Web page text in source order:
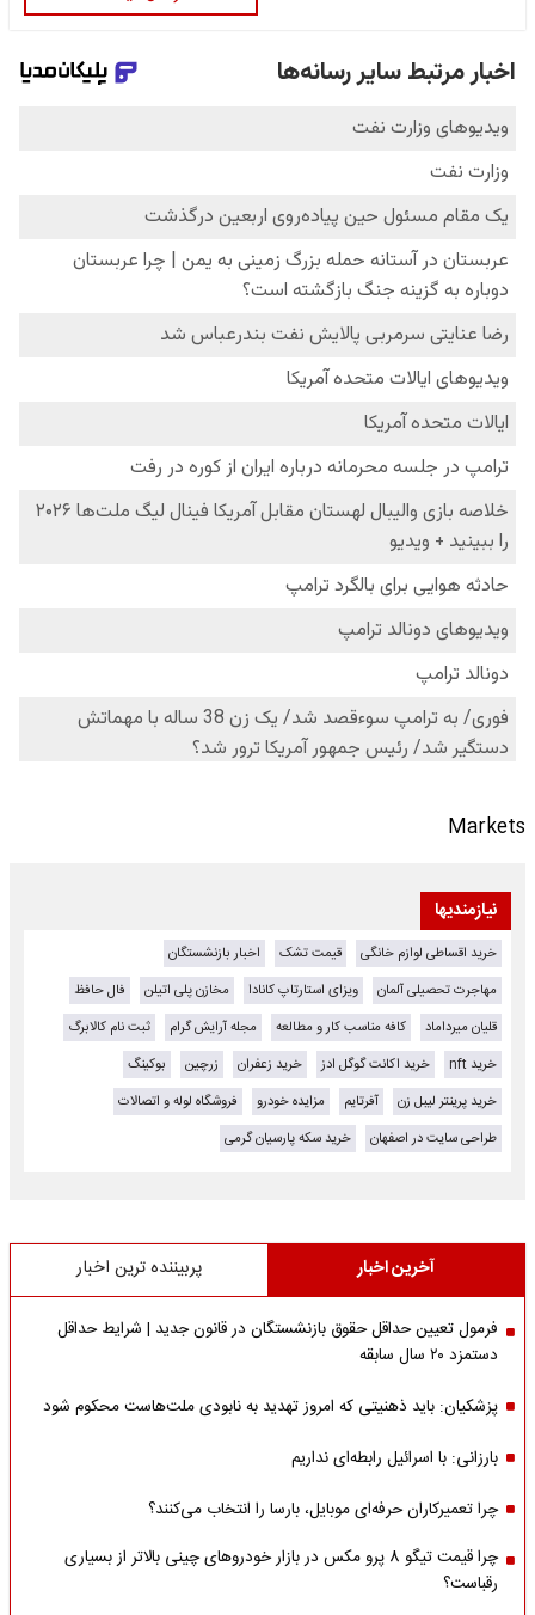
Markets
نیازمندیها
خرید اقساطی لوازم خانگی قیمت تشک
اخبار بازنشستگان
مهاجرت تحصیلی آلمان
ویزای استارتاپ کانادا مخازن پلی اتیلن
فال حافظ
قلیان میرداماد
کافه مناسب کار و مطالعه مجله آرایش گرام
ثبت نام کالابرگ
خرید nft
خرید اکانت گوگل ادز خرید زعفران زرچین
بوکینگ
خرید پرینتر لیبل زن
آفرتایم مزایده خودرو
فروشگاه لوله و اتصالات
طراحی سایت در اصفهان
خرید سکه پارسیان گرمی
آخرین اخبار پربیننده ترین اخبار
فرمول تعیین حداقل حقوق بازنشستگان در قانون جدید | شرایط حداقل
دستمزد ۲۰ سال سابقه
پزشکیان: باید ذهنیتی که امروز تهدید به نابودی ملت‌هاست محکوم شود
بارزانی: با اسرائیل رابطه‌ای نداریم
چرا تعمیرکاران حرفه‌ای موبایل، بارسا را انتخاب می‌کنند؟
چرا قیمت تیگو 8 پرو مکس در بازار خودروهای چینی بالاتر از بسیاری
رقباست؟